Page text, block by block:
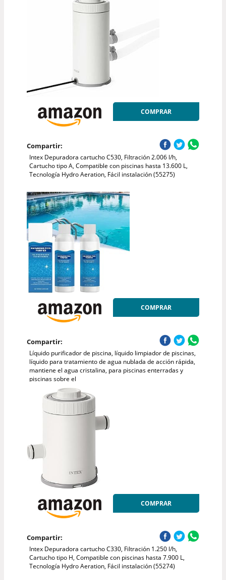
COMPRAR
Compartir:
Intex Depuradora cartucho C530, Filtración 2.006 l/h,
Cartucho tipo A, Compatible con piscinas hasta 13.600 L,
Tecnología Hydro Aeration, Fácil instalación (55275)
COMPRAR
Compartir:
Líquido purificador de piscina, líquido limpiador de piscinas,
líquido para tratamiento de agua nublada de acción rápida,
mantiene el agua cristalina, para piscinas enterradas y
piscinas sobre el
COMPRAR
Compartir:
Intex Depuradora cartucho C330, Filtración 1.250 l/h,
Cartucho tipo H, Compatible con piscinas hasta 7.900 L,
Tecnología Hydro Aeration, Fácil instalación (55274)